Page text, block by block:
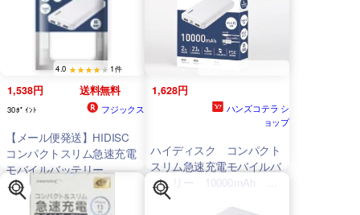
1,538円 送料無料
30ﾎﾟｲﾝﾄ フジックス
4.0 1件
【メール便発送】HIDISC
コンパクトスリム急速充電
モバイルバッテリー
10000mAh ホワイトHD
MB10000TAWH-PP
1,628円
ハンズコテラ シ
ョップ
ハイディスク コンパクト
スリム急速充電モバイルバ
ッテリー 10000mAh ホ
ワイト